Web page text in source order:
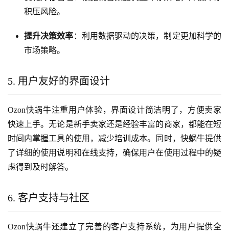
积压风险。
提升决策效率 ：利用数据驱动的决策，制定更加科学的
市场策略。
5. 用户友好的界面设计
Ozon快蜗牛注重用户体验，界面设计简洁明了，方便卖家
快速上手。无论是新手卖家还是经验丰富的商家，都能在短
时间内掌握工具的使用，减少培训成本。同时，快蜗牛提供
了详细的使用说明和在线支持，确保用户在使用过程中的疑
虑得到及时解答。
6. 客户支持与社区
Ozon快蜗牛还建立了完善的客户支持系统，为用户提供全